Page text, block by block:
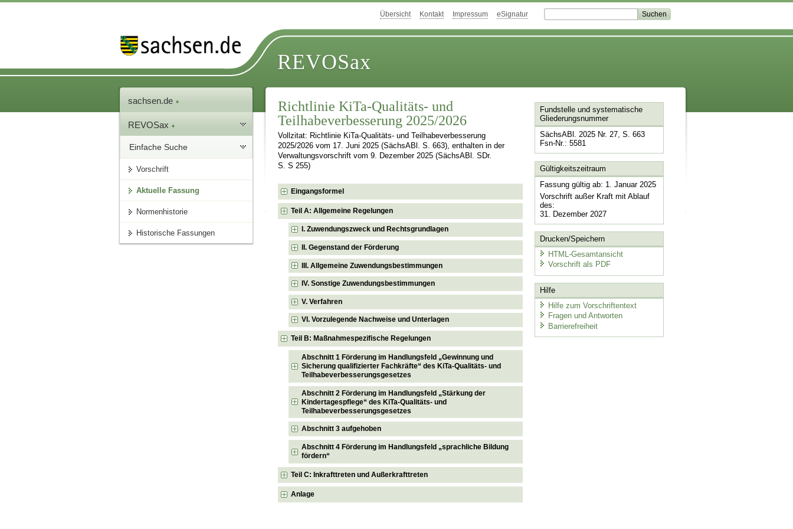
Übersicht Kontakt Impressum eSignatur
REVOSax
sachsen.de
REVOSax
Einfache Suche
Vorschrift
Aktuelle Fassung
Normenhistorie
Historische Fassungen
Richtlinie KiTa-Qualitäts- und
Teilhabeverbesserung 2025/2026
Vollzitat: Richtlinie KiTa-Qualitäts- und Teilhabeverbesserung
2025/2026 vom 17. Juni 2025 (SächsABl. S. 663), enthalten in der
Verwaltungsvorschrift vom 9. Dezember 2025 (SächsABl. SDr.
S. S 255)
Eingangsformel
Teil A: Allgemeine Regelungen
I. Zuwendungszweck und Rechtsgrundlagen
II. Gegenstand der Förderung
III. Allgemeine Zuwendungsbestimmungen
IV. Sonstige Zuwendungsbestimmungen
V. Verfahren
VI. Vorzulegende Nachweise und Unterlagen
Teil B: Maßnahmespezifische Regelungen
Abschnitt 1 Förderung im Handlungsfeld „Gewinnung und
Sicherung qualifizierter Fachkräfte“ des KiTa-Qualitäts- und
Teilhabeverbesserungsgesetzes
Abschnitt 2 Förderung im Handlungsfeld „Stärkung der
Kindertagespflege“ des KiTa-Qualitäts- und
Teilhabeverbesserungsgesetzes
Abschnitt 3 aufgehoben
Abschnitt 4 Förderung im Handlungsfeld „sprachliche Bildung
fördern“
Teil C: Inkrafttreten und Außerkrafttreten
Anlage
Fundstelle und systematische
Gliederungsnummer
SächsABl. 2025 Nr. 27, S. 663
Fsn-Nr.: 5581
Gültigkeitszeitraum
Fassung gültig ab: 1. Januar 2025
Vorschrift außer Kraft mit Ablauf
des:
31. Dezember 2027
Drucken/Speichern
HTML-Gesamtansicht
Vorschrift als PDF
Hilfe
Hilfe zum Vorschriftentext
Fragen und Antworten
Barrierefreiheit